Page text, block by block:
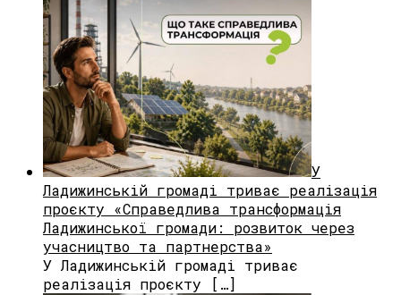
У
Ладижинській громаді триває реалізація
проєкту «Справедлива трансформація
Ладижинської громади: розвиток через
учасництво та партнерства»
У Ладижинській громаді триває
реалізація проєкту […]